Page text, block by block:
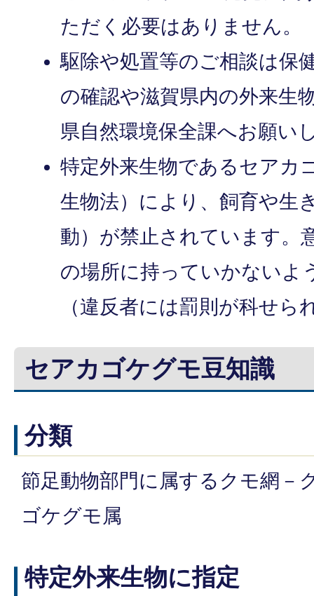
ただく必要はありません。
駆除や処置等のご相談は保
の確認や滋賀県内の外来生
県自然環境保全課へお願い
特定外来生物であるセアカ
生物法）により、飼育や生
動）が禁止されています。
の場所に持っていかないよ
（違反者には罰則が科せら
セアカゴケグモ豆知識
分類
節足動物部門に属するクモ網－
ゴケグモ属
特定外来生物に指定